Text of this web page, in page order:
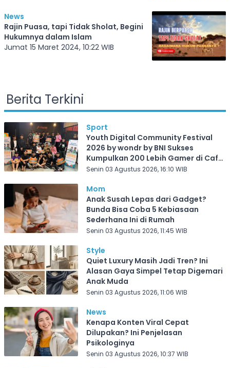
News
Rajin Puasa, tapi Tidak Sholat, Begini
Hukumnya dalam Islam
Jumat 15 Maret 2024, 10:22 WIB
Berita Terkini
Sport
Youth Digital Community Festival
2026 by wondr by BNI Sukses
Kumpulkan 200 Lebih Gamer di Cafe
Frekuensi Depok
Senin 03 Agustus 2026, 16:10 WIB
Mom
Anak Susah Lepas dari Gadget?
Bunda Bisa Coba 5 Kebiasaan
Sederhana Ini di Rumah
Senin 03 Agustus 2026, 11:45 WIB
Style
Quiet Luxury Masih Jadi Tren? Ini
Alasan Gaya Simpel Tetap Digemari
Anak Muda
Senin 03 Agustus 2026, 11:06 WIB
News
Kenapa Konten Viral Cepat
Dilupakan? Ini Penjelasan
Psikologinya
Senin 03 Agustus 2026, 10:37 WIB